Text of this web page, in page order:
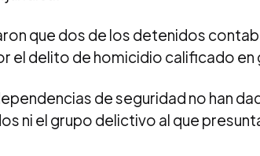
que dos de los detenidos
el delito de homicidio calificado
de seguridad no han
ni el grupo delictivo al que